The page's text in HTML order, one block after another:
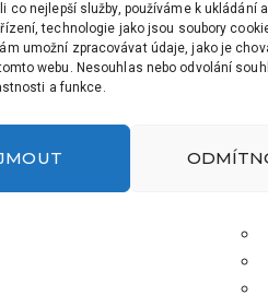
co nejlepší služby, používáme k ukládání
technologie jako jsou soubory
umožní zpracovávat údaje, jako je
webu. Nesouhlas nebo odvolání
a funkce.